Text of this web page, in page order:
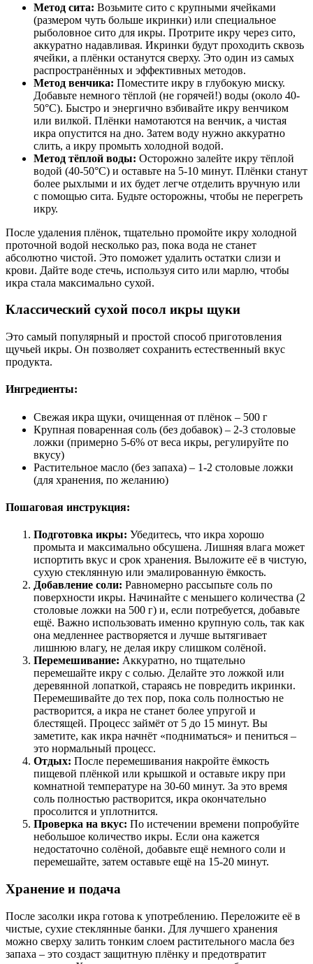
Метод сита: Возьмите сито с крупными ячейками
(размером чуть больше икринки) или специальное
рыболовное сито для икры. Протрите икру через сито,
аккуратно надавливая. Икринки будут проходить сквозь
ячейки, а плёнки останутся сверху. Это один из самых
распространённых и эффективных методов.
Метод венчика: Поместите икру в глубокую миску.
Добавьте немного тёплой (не горячей!) воды (около 40-
50°C). Быстро и энергично взбивайте икру венчиком
или вилкой. Плёнки намотаются на венчик, а чистая
икра опустится на дно. Затем воду нужно аккуратно
слить, а икру промыть холодной водой.
Метод тёплой воды: Осторожно залейте икру тёплой
водой (40-50°C) и оставьте на 5-10 минут. Плёнки станут
более рыхлыми и их будет легче отделить вручную или
с помощью сита. Будьте осторожны, чтобы не перегреть
икру.
После удаления плёнок, тщательно промойте икру холодной
проточной водой несколько раз, пока вода не станет
абсолютно чистой. Это поможет удалить остатки слизи и
крови. Дайте воде стечь, используя сито или марлю, чтобы
икра стала максимально сухой.
Классический сухой посол икры щуки
Это самый популярный и простой способ приготовления
щучьей икры. Он позволяет сохранить естественный вкус
продукта.
Ингредиенты:
Свежая икра щуки, очищенная от плёнок – 500 г
Крупная поваренная соль (без добавок) – 2-3 столовые
ложки (примерно 5-6% от веса икры, регулируйте по
вкусу)
Растительное масло (без запаха) – 1-2 столовые ложки
(для хранения, по желанию)
Пошаговая инструкция:
Подготовка икры: Убедитесь, что икра хорошо
промыта и максимально обсушена. Лишняя влага может
испортить вкус и срок хранения. Выложите её в чистую,
сухую стеклянную или эмалированную ёмкость.
Добавление соли: Равномерно рассыпьте соль по
поверхности икры. Начинайте с меньшего количества (2
столовые ложки на 500 г) и, если потребуется, добавьте
ещё. Важно использовать именно крупную соль, так как
она медленнее растворяется и лучше вытягивает
лишнюю влагу, не делая икру слишком солёной.
Перемешивание: Аккуратно, но тщательно
перемешайте икру с солью. Делайте это ложкой или
деревянной лопаткой, стараясь не повредить икринки.
Перемешивайте до тех пор, пока соль полностью не
растворится, а икра не станет более упругой и
блестящей. Процесс займёт от 5 до 15 минут. Вы
заметите, как икра начнёт «подниматься» и пениться –
это нормальный процесс.
Отдых: После перемешивания накройте ёмкость
пищевой плёнкой или крышкой и оставьте икру при
комнатной температуре на 30-60 минут. За это время
соль полностью растворится, икра окончательно
просолится и уплотнится.
Проверка на вкус: По истечении времени попробуйте
небольшое количество икры. Если она кажется
недостаточно солёной, добавьте ещё немного соли и
перемешайте, затем оставьте ещё на 15-20 минут.
Хранение и подача
После засолки икра готова к употреблению. Переложите её в
чистые, сухие стеклянные банки. Для лучшего хранения
можно сверху залить тонким слоем растительного масла без
запаха – это создаст защитную плёнку и предотвратит